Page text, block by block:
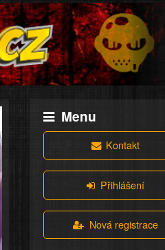
Menu
Kontakt
Přihlášení
Nová registrace